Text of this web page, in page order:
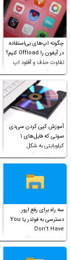
چگونه اپ‌های بی‌استفاده
در آیفون را Offload کنیم؟
تفاوت حذف و آفلود اپ
چیست؟
آموزش کپی کردن سی‌دی
صوتی که فایل‌های ۱
کیلوبایتی به شکل
شورت‌کات در آن موجود
است!
سه راه برای رفع ارور
دسترسی به فولدر یا You
Don’t Have
Permission to
Access this folder